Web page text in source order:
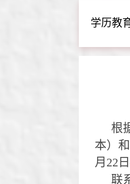
学历教
根
本）
月 22 日
联